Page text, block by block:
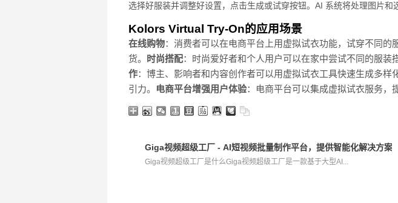
选择好服装并调整好设置，点击生成或试穿按钮。AI 系统将处理图片和
Kolors Virtual Try-On的应用场景
在线购物：消费者可以在电商平台上用虚拟试衣功能，试穿不同
货。 时尚搭配：时尚爱好者和个人用户可以在家中尝试不同的服装
作：博主、影响者和内容创作者可以用虚拟试衣工具快速生成多
引力。
电商平台增强用户体验：电商平台可以集成虚拟试衣服务，
Giga视频超级工厂 - AI短视频批量制作平台，提供智能化解决方案
Giga视频超级工厂是什么Giga视频超级工厂是一款基于大型AI...